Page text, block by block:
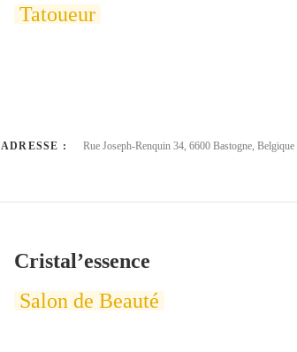
Tatoueur
ADRESSE : Rue Joseph-Renquin 34, 6600 Bastogne, Belgique
Cristal’essence
Salon de Beauté